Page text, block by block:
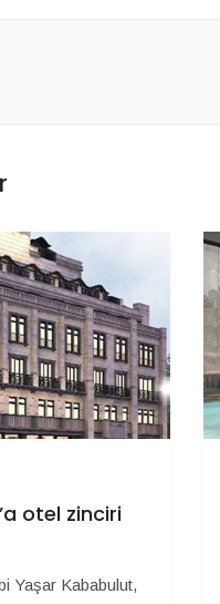
otel zinciri
Yaşar Kababulut,